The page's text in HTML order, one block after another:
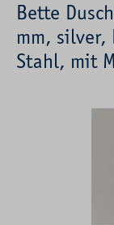
Bette
mm, silver,
Stahl, mit